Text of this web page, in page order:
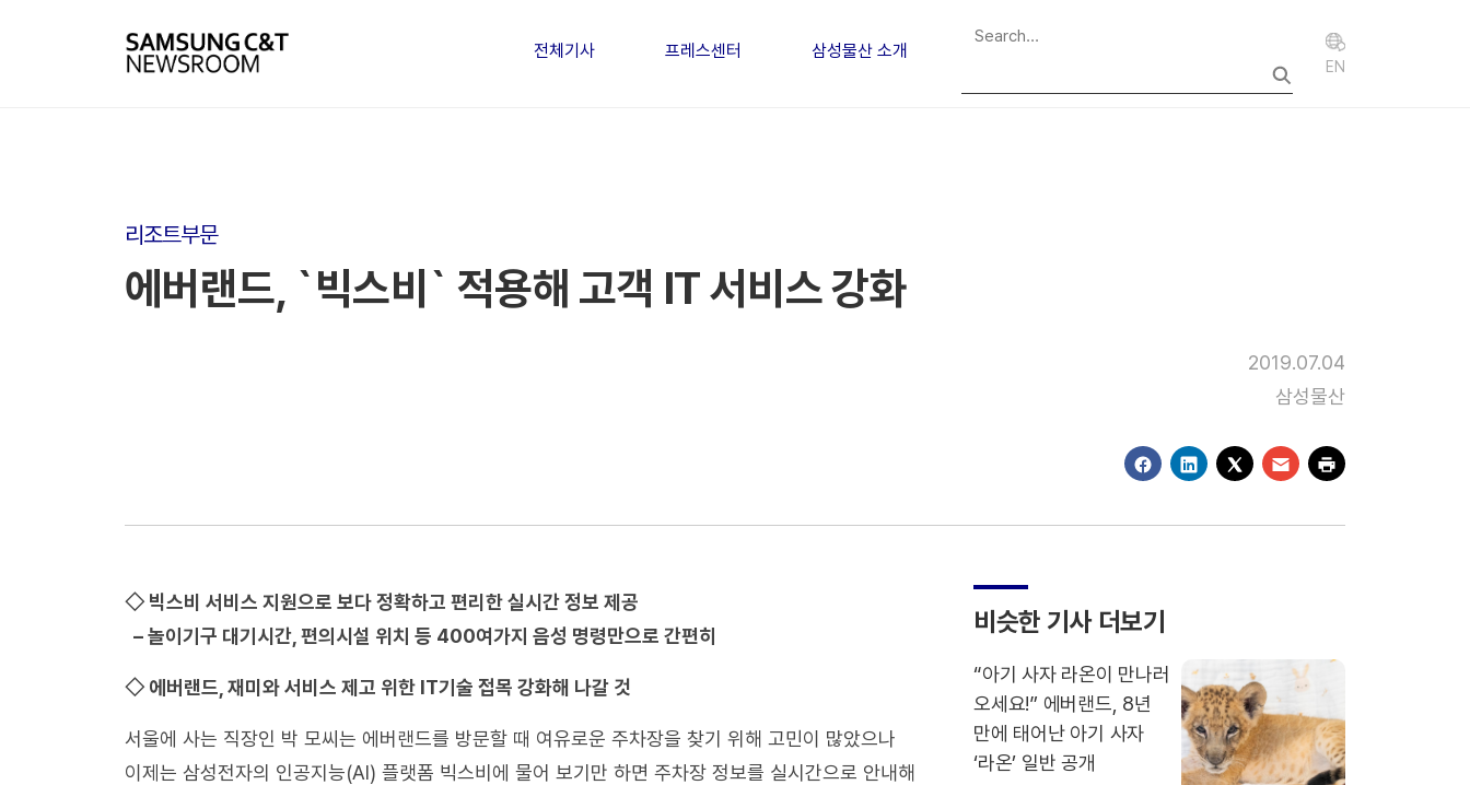
전체기사 프레스센터 삼성물산 소개
EN
리조트부문
에버랜드, `빅스비` 적용해 고객 IT 서비스 강화
2019.07.04
삼성물산
◇ 빅스비 서비스 지원으로 보다 정확하고 편리한 실시간 정보 제공
– 놀이기구 대기시간, 편의시설 위치 등 400여가지 음성 명령만으로 간편히
◇ 에버랜드, 재미와 서비스 제고 위한 IT기술 접목 강화해 나갈 것
서울에 사는 직장인 박 모씨는 에버랜드를 방문할 때 여유로운 주차장을 찾기 위해 고민이 많았으나
이제는 삼성전자의 인공지능(AI) 플랫폼 빅스비에 물어 보기만 하면 주차장 정보를 실시간으로 안내해
비슷한 기사 더보기
“아기 사자 라온이 만나러
오세요!” 에버랜드, 8년
만에 태어난 아기 사자
‘라온’ 일반 공개